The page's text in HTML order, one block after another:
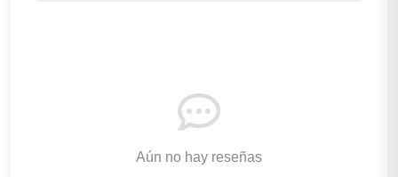
Aún no hay reseñas